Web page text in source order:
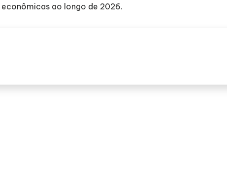
ao longo de 2026.